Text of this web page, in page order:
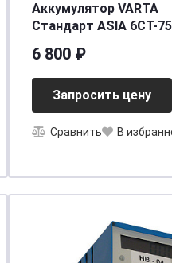
Аккумулятор VARTA
Стандарт ASIA 6СТ-75
[д258ш172в220/680]
6 800 ₽
Запросить цену
Сравнить В